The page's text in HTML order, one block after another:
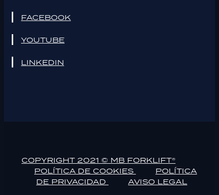
FACEBOOK
YOUTUBE
LINKEDIN
COPYRIGHT 2021 © MB FORKLIFT®
POLÍTICA DE COOKIES
POLÍTICA
DE PRIVACIDAD
AVISO LEGAL